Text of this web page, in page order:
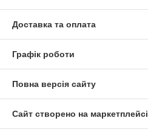
Доставка та оплата
Графік роботи
Повна версія сайту
Сайт створено на маркетплейсі